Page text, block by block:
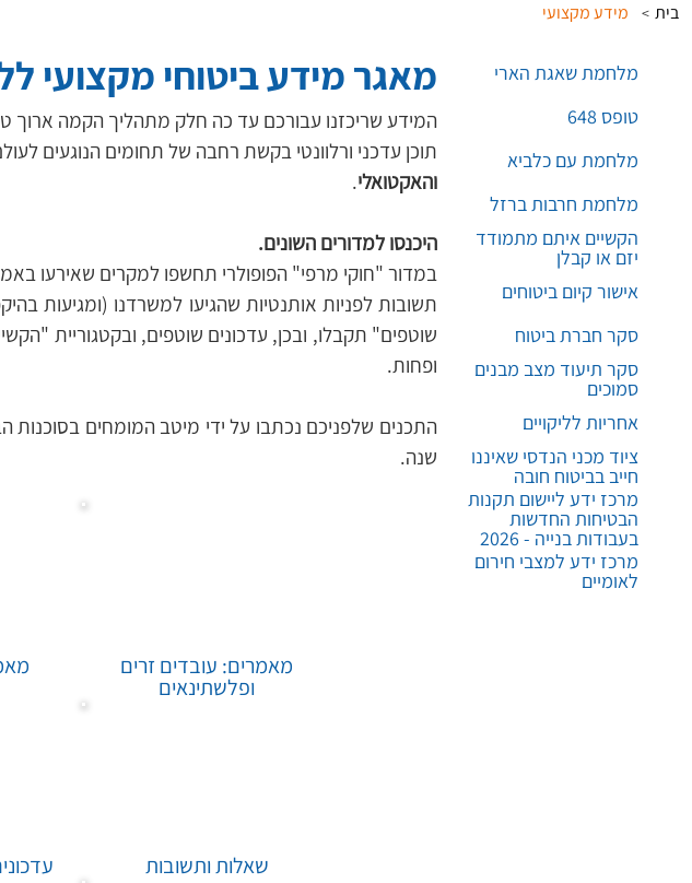
המידע שריכזנו עבורכם עד כה חלק מתהליך הקמה ארוך
תוכן עדכני ורלוונטי בקשת רחבה של תחומים הנוגעים
והאקטואלי.
היכנסו למדורים השונים.
ופחות.
שנה.
מאגר מידע ביטוחי מקצועי
מלחמת שאגת הארי
טופס 648
מלחמת עם כלביא
מלחמת חרבות ברזל
הקשיים איתם מתמודד
יזם או קבלן
אישור קיום ביטוחים
סקר חברת ביטוח
סקר תיעוד מצב מבנים
סמוכים
אחריות לליקויים
ציוד מכני הנדסי שאיננו
חייב בביטוח חובה
מרכז ידע ליישום תקנות
הבטיחות החדשות
בעבודות בנייה - 2026
מרכז ידע למצבי חירום
לאומיים
מאמרים: עובדים זרים
ופלשתינאים
שאלות ותשובות
בית > מידע מקצועי